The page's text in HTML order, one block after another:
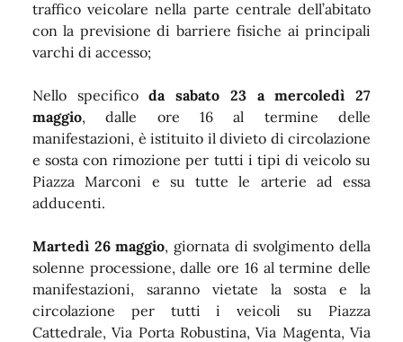
traffico veicolare nella parte centrale dell’abitato
con la previsione di barriere fisiche ai principali
varchi di accesso;
Nello specificoda sabato 23 a mercoledì 27
maggio, dalle ore 16 al termine delle
manifestazioni, è istituito il divieto di circolazione
e sosta con rimozione per tutti i tipi di veicolo su
Piazza Marconi e su tutte le arterie ad essa
adducenti.
Martedì 26 maggio, giornata di svolgimento della
solenne processione, dalle ore 16 al termine delle
manifestazioni, saranno vietate la sosta e la
circolazione per tutti i veicoli su Piazza
Cattedrale, Via Porta Robustina, Via Magenta, Via